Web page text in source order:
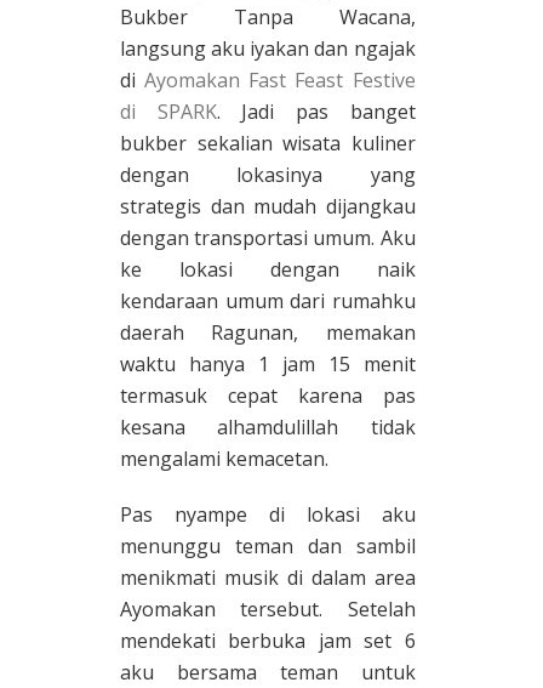
Bukber Tanpa Wacana,
langsung aku iyakan dan ngajak
diAyomakan Fast Feast Festive
di SPARK. Jadi pas banget
bukber sekalian wisata kuliner
dengan lokasinya yang
strategis dan mudah dijangkau
dengan transportasi umum. Aku
ke lokasi dengan naik
kendaraan umum dari rumahku
daerah Ragunan, memakan
waktu hanya 1 jam 15 menit
termasuk cepat karena pas
kesana alhamdulillah tidak
mengalami kemacetan.
Pas nyampe di lokasi aku
menunggu teman dan sambil
menikmati musik di dalam area
Ayomakan tersebut. Setelah
mendekati berbuka jam set 6
aku bersama teman untuk